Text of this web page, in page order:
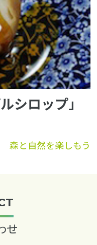
森と自然を楽しもう
シロップ」
せ